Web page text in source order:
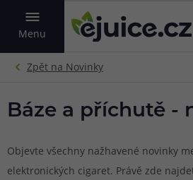
Menu
VYHLEDAT
Báze a příchutě -
Objevte všechny nažhavené novinky
elektronických cigaret. Právě zde